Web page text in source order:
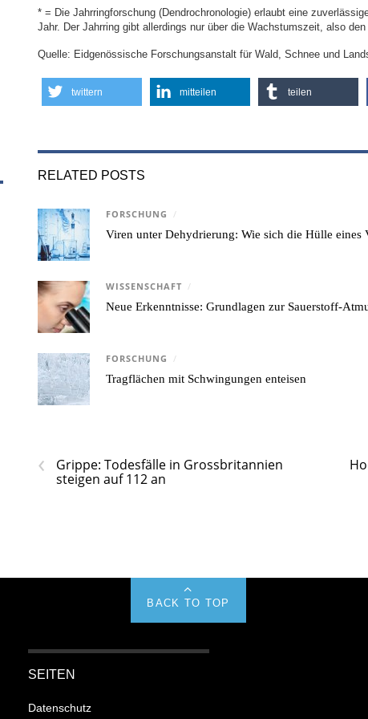
* = Die Jahrringforschung (Dendrochronologie) erlaubt eine
Jahr. Der Jahrring gibt allerdings nur über die Wachstumszeit, also
Quelle: Eidgenössische Forschungsanstalt für Wald, Schnee und
twittern mitteilen teilen
RELATED POSTS
FORSCHUNG /
Viren unter Dehydrierung: Wie sich die Hülle
WISSENSCHAFT /
Neue Erkenntnisse: Grundlagen zur Sauerstoff-
FORSCHUNG /
Tragflächen mit Schwingungen enteisen
‹
Grippe: Todesfälle in Grossbritannien
steigen auf 112 an
BACK TO TOP
SEITEN
Datenschutz